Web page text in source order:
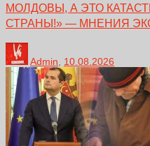
МОЛДОВЫ, А ЭТО
СТРАНЫ!» — МНЕНИЯ
Admin 10.08.2026